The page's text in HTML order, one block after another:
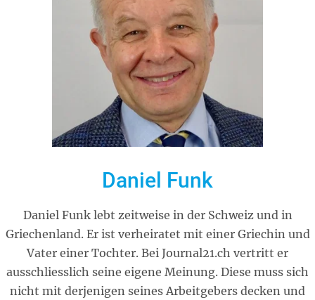
Daniel Funk
Daniel Funk lebt zeitweise in der Schweiz und in
Griechenland. Er ist verheiratet mit einer Griechin und
Vater einer Tochter. Bei Journal21.ch vertritt er
ausschliesslich seine eigene Meinung. Diese muss sich
nicht mit derjenigen seines Arbeitgebers decken und